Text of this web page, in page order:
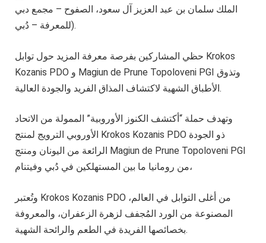
الملك سلمان بن عبد العزيز آل سعود، الصفوح – مجمع دبي
للمعرفة – دُبي).
حظي المشاركين بفرصة معرفة المزيد حول توابل Krokos
Kozanis PDO و Magiun de Prune Topoloveni PGI وتذوق
الأطباق الشهية لاكتشاف المذاق الفريد والجودة العالية.
وتهدف حملة “أكتشف الكنوز الأوروبية” الممولة من الاتحاد
الأوروبي الترويج لمنتج Krokos Kozanis PDO ذو الجودة
الرائعة من اليونان ومنتج Magiun de Prune Topoloveni PGI
من رومانيا ما بين المستهلكين في دُبي وفيتنام،
وتُعتبر Krokos Kozanis PDO من أغلى التوابل في العالم،
المصنوعة من الورد المُجفف لزهرة الزعفران، والمعروفة
بخصائصها الفريدة في الطعم والرائحة الشهية.